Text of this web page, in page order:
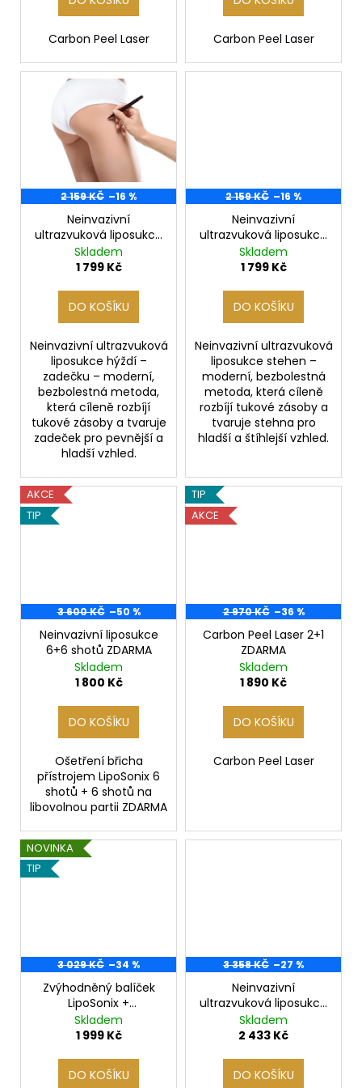
Carbon Peel Laser Carbon Peel Laser
2 159 KČ –16 %
Neinvazivní
ultrazvuková liposukce
hýždí
Skladem
1 799 Kč
DO KOŠÍKU
Neinvazivní ultrazvuková
liposukce hýždí –
zadečku – moderní,
bezbolestná metoda,
která cíleně rozbíjí
tukové zásoby a tvaruje
zadeček pro pevnější a
hladší vzhled.
2 159 KČ –16 %
Neinvazivní
ultrazvuková liposukce
stehen
Skladem
1 799 Kč
DO KOŠÍKU
Neinvazivní ultrazvuková
liposukce stehen –
moderní, bezbolestná
metoda, která cíleně
rozbíjí tukové zásoby a
tvaruje stehna pro
hladší a štíhlejší vzhled.
AKCE
TIP
3 600 KČ –50 %
Neinvazivní liposukce
6+6 shotů ZDARMA
Skladem
1 800 Kč
DO KOŠÍKU
Ošetření břicha
přístrojem LipoSonix 6
shotů + 6 shotů na
libovolnou partii ZDARMA
TIP
AKCE
2 970 KČ –36 %
Carbon Peel Laser 2+1
ZDARMA
Skladem
1 890 Kč
DO KOŠÍKU
Carbon Peel Laser
NOVINKA
TIP
3 029 KČ –34 %
Zvýhodněný balíček
LipoSonix +
Maderoterapie hýždí a
nohou
Skladem
1 999 Kč
DO KOŠÍKU
3 358 KČ –27 %
Neinvazivní
ultrazvuková liposukce
boků „madla lásky“-
BALÍČEK 2x
Skladem
2 433 Kč
DO KOŠÍKU
m